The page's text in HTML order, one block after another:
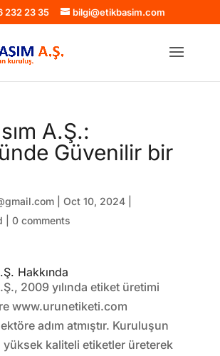
232 23 35 bilgi@etikbasim.com
A.Ş.:
Güvenilir bir
| Oct 10, 2024|
0 comments
Hakkında
2009 yılında etiket üretimi
www.urunetiketi.com
adım atmıştır. Kuruluşun
yüksek kaliteli etiketler üreterek